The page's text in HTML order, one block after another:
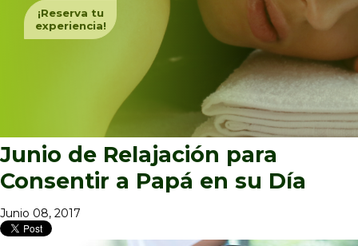
¡Reserva tu
experiencia!
Junio de Relajación para
Consentir a Papá en su Día
Junio 08, 2017